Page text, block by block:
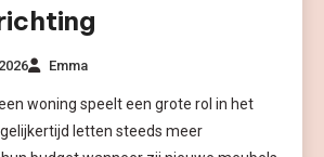
Emma
woning speelt een grote rol in het
letten steeds meer